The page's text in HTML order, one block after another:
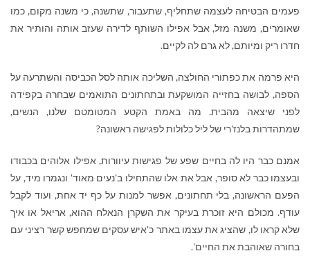
פעמים הבטיחה לעצמה שתחליף, שתעבור, שתשנה, כי משנה מקום, כמו
שאומרים, משנה מזל, אבל אפילו השותף לדירה שעזב אותה והותיר את
חדרו ריק ומיותם, לא גרם לה לקיים.
היא פרמה את כפתורי החולצה, השליכה אותה לסל הכביסה והשתרעה על
הספה, לבושה בחזייה המושקעת ובתחתונים התואמים שבחרה בקפידה
לפני שיצאה מהבית. מה באמת הקטע המטומטם שלנו, הנשים,
שמתהדרות בלנז'רי של ליל כלולות לפגישה ראשונה?
אמנם כבר היו לה בחיים שפע של פגישות עיוורות, אפילו אלוהים בכבודו
ובעצמו כבר לא סופר, אבל את אלו שהתחילו ב'נעים מאוד' ונגמרו מיד, על
הפעם הראשונה, בלי תחתונים, אפשר למנות על כף יד אחת, ועוד לקבל
עודף. מכולם היא זוכרת בעיקר את השקרן הנאלח ההוא, אריאל או איך
שלא קראו לו, שהציג את עצמו באתר כ'איש עסקים שמחפש קשר רציני עם
בחורה שאוהבת את החיים'.